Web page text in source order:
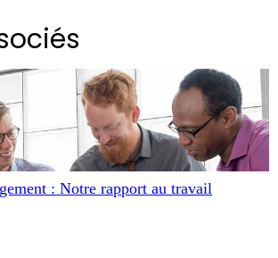
: Notre rapport au travail